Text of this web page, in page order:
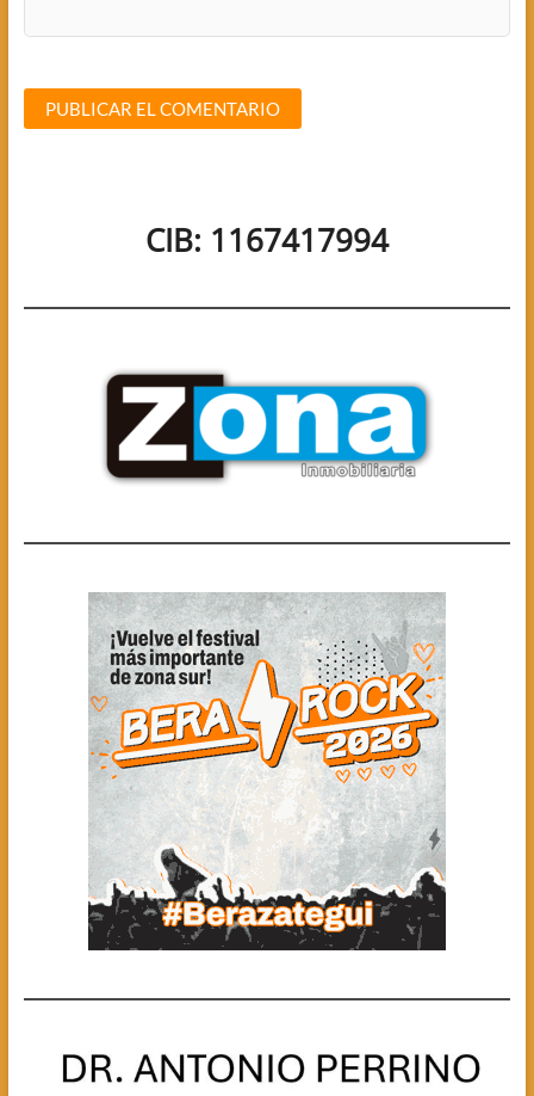
CIB: 1167417994